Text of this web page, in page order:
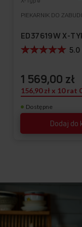
Dostępne
PIEKARNIK DO
ED37619W X-
Dodaj do
5.0
1 569,00 zł
156,90 zł x 10 rat